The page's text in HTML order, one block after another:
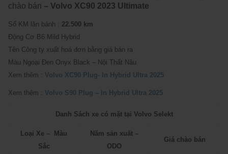
chào bán – Volvo XC90 2023 Ultimate
Số KM lăn bánh : 22.500 km
Động Cơ B6 Mild Hybrid
Tên Công ty xuất hoá đơn bằng giá bán ra
Màu Ngoại Đen Onyx Black – Nội Thất Nâu
Xem thêm : Volvo XC90 Plug- In Hybrid Ultra 2025
Xem thêm : Volvo S90 Plug – In Hybrid Ultra 2025
Danh Sách xe có mặt tại Volvo Selekt
Loại Xe – Màu
Sắc
Năm sản xuất –
ODO
Giá chào bán